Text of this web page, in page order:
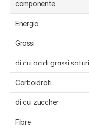
componente
Energia
Grassi
di cui acidi grassi saturi
Carboidrati
di cui zuccheri
Fibre